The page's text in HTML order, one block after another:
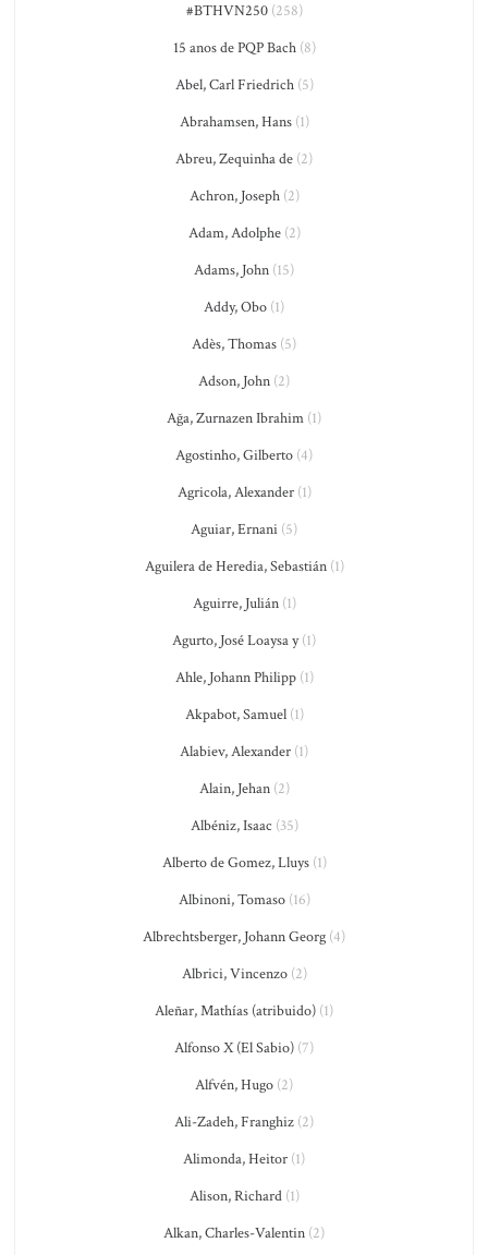
#BTHVN250(258)
15 anos de PQP Bach(8)
Abel, Carl Friedrich(5)
Abrahamsen, Hans(1)
Abreu, Zequinha de (2)
Achron, Joseph(2)
Adam, Adolphe(2)
Adams, John (15)
Addy, Obo (1)
Adès, Thomas (5)
Adson, John (2)
Ağa, Zurnazen Ibrahim (1)
Agostinho, Gilberto (4)
Agricola, Alexander(1)
Aguiar, Ernani (5)
Aguilera de Heredia, Sebastián(1)
Aguirre, Julián(1)
Agurto, José Loaysa y(1)
Ahle, Johann Philipp(1)
Akpabot, Samuel(1)
Alabiev, Alexander (1)
Alain, Jehan(2)
Albéniz, Isaac (35)
Alberto de Gomez, Lluys(1)
Albinoni, Tomaso(16)
Albrechtsberger, Johann Georg (4)
Albrici, Vincenzo(2)
Aleñar, Mathías (atribuido) (1)
Alfonso X (El Sabio) (7)
Alfvén, Hugo (2)
Ali-Zadeh, Franghiz (2)
Alimonda, Heitor (1)
Alison, Richard(1)
Alkan, Charles-Valentin (2)